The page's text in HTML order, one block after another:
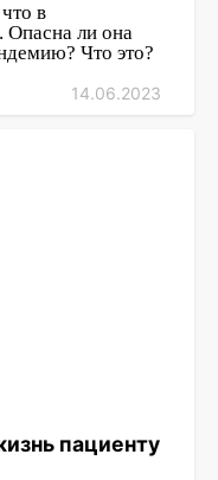
в
Опасна ли она
Что это?
14.06.2023
пациенту